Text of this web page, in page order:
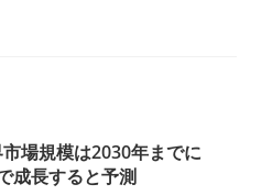
場規模は2030年までに
成長すると予測